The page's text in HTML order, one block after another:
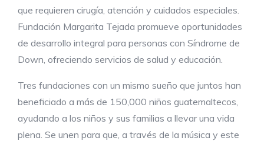
que requieren cirugía, atención y cuidados especiales.
Fundación Margarita Tejada promueve oportunidades
de desarrollo integral para personas con Síndrome de
Down, ofreciendo servicios de salud y educación.
Tres fundaciones con un mismo sueño que juntos han
beneficiado a más de 150,000 niños guatemaltecos,
ayudando a los niños y sus familias a llevar una vida
plena. Se unen para que, a través de la música y este